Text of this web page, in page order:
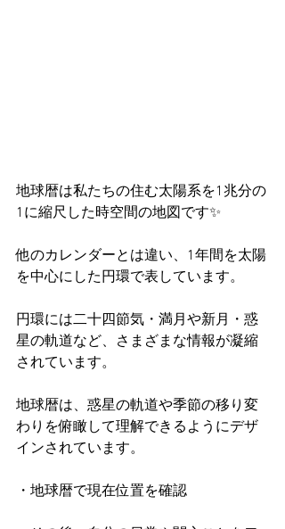
地球暦は私たちの住む太陽系を1兆分の
1に縮尺した時空間の地図です✨
他のカレンダーとは違い、1年間を太陽
を中心にした円環で表しています。
円環には二十四節気・満月や新月・惑
星の軌道など、さまざまな情報が凝縮
されています。
地球暦は、惑星の軌道や季節の移り変
わりを俯瞰して理解できるようにデザ
インされています。
・地球暦で現在位置を確認